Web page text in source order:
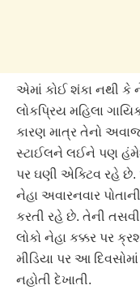
એમાં કોઈ શંકા નથી કે
લોકપ્રિય મહિલા
કારણ માત્ર તેનો
સ્ટાઈલને લઈને પણ
પર ઘણી એક્ટિવ રહે છે.
નેહા અવારનવાર
કરતી રહે છે. તેની
લોકો નેહા કક્કર પર
મીડિયા પર આ
નહોતી દેખાતી.